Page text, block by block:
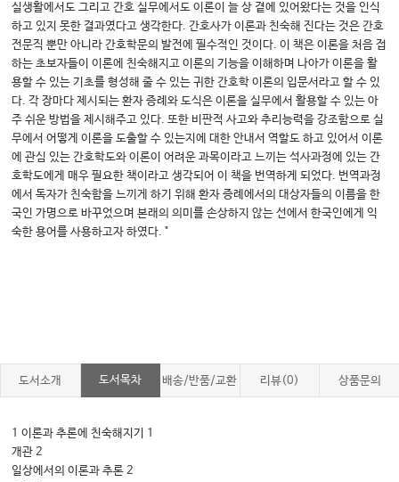
실생활에서도 그리고 간호 실무에서도 이론이 늘 상 곁에 있어왔다는 것을 인식
하고 있지 못한 결과였다고 생각한다. 간호사가 이론과 친숙해 진다는 것은 간호
전문직 뿐만 아니라 간호학문의 발전에 필수적인 것이다. 이 책은 이론을 처음 접
하는 초보자들이 이론에 친숙해지고 이론의 기능을 이해하며 나아가 이론을 활
용할 수 있는 기초를 형성해 줄 수 있는 귀한 간호학 이론의 입문서라고 할 수 있
다. 각 장마다 제시되는 환자 증례와 도식은 이론을 실무에서 활용할 수 있는 아
주 쉬운 방법을 제시해주고 있다. 또한 비판적 사고와 추리능력을 강조함으로 실
무에서 어떻게 이론을 도출할 수 있는지에 대한 안내서 역할도 하고 있어서 이론
에 관심 있는 간호학도와 이론이 어려운 과목이라고 느끼는 석사과정에 있는 간
호학도에게 매우 필요한 책이라고 생각되어 이 책을 번역하게 되었다. 번역과정
에서 독자가 친숙함을 느끼게 하기 위해 환자 증례에서의 대상자들의 이름을 한
국인 가명으로 바꾸었으며 본래의 의미를 손상하지 않는 선에서 한국인에게 익
숙한 용어를 사용하고자 하였다. "
도서소개 도서목차 배송/반품/교환 리뷰(0) 상품문의
1 이론과 추론에 친숙해지기 1
개관 2
일상에서의 이론과 추론 2